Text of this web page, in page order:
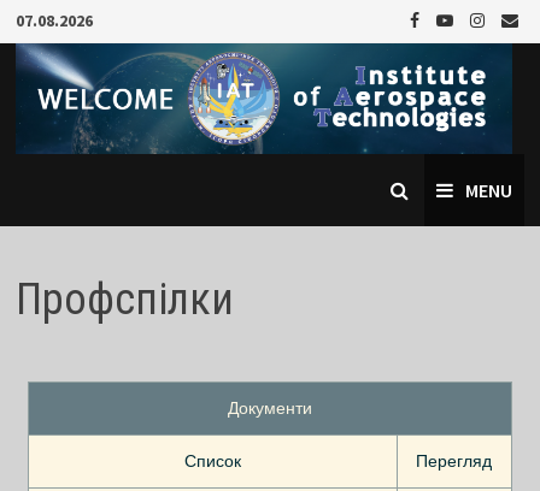
07.08.2026
MENU
Профспілки
Документи
Список Перегляд